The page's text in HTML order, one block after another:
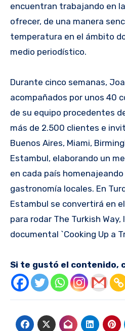
encuentran trabajando en
ofrecer, de una manera
temperatura en el ámbito
medio periodístico.
Durante cinco semanas,
acompañados por unos 40
de su equipo procedentes
más de 2.500 clientes e
Buenos Aires, Miami,
Estambul, elaborando un
en cada país
gastronomía locales. En
Estambul se convertirá en
para rodar The Turkish
documental `Cooking Up a
Si te gustó el contenido,